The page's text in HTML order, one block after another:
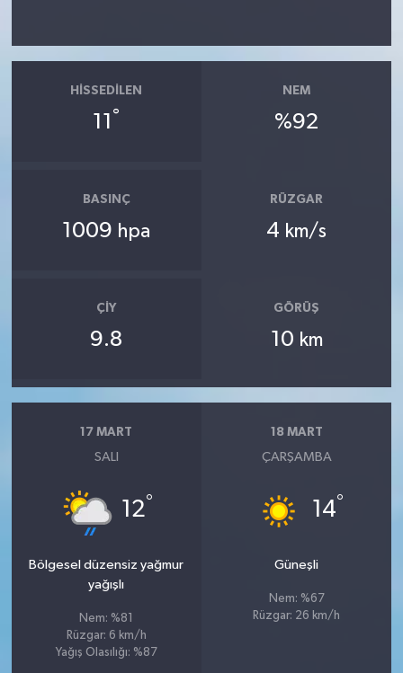
HISSEDILEN
11 °
NEM
%92
BASINÇ
1009 hpa
RÜZGAR
4 km/s
ÇIY
9.8
GÖRÜŞ
10 km
17 MART
SALI
12°
Bölgesel düzensiz yağmur
yağışlı
Nem: %81
Rüzgar: 6 km/h
Yağış Olasılığı: %87
18 MART
ÇARŞAMBA
14°
Güneşli
Nem: %67
Rüzgar: 26 km/h